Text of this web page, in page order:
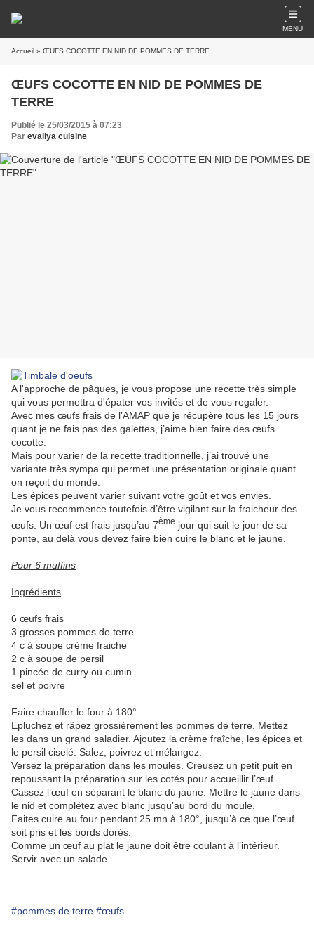
MENU
Accueil » ŒUFS COCOTTE EN NID DE POMMES DE TERRE
ŒUFS COCOTTE EN NID DE POMMES DE
TERRE
Publié le 25/03/2015 à 07:23
Par evaliya cuisine
A l'approche de pâques, je vous propose une recette très simple
qui vous permettra d'épater vos invités et de vous regaler.
Avec mes œufs frais de l’AMAP que je récupère tous les 15 jours
quant je ne fais pas des galettes, j’aime bien faire des œufs
cocotte.
Mais pour varier de la recette traditionnelle, j’ai trouvé une
variante très sympa qui permet une présentation originale quant
on reçoit du monde.
Les épices peuvent varier suivant votre goût et vos envies.
Je vous recommence toutefois d’être vigilant sur la fraicheur des
œufs. Un œuf est frais jusqu’au 7ème jour qui suit le jour de sa
ponte, au delà vous devez faire bien cuire le blanc et le jaune.
Pour 6 muffins
Ingrédients
6 œufs frais
3 grosses pommes de terre
4 c à soupe crème fraiche
2 c à soupe de persil
1 pincée de curry ou cumin
sel et poivre
Faire chauffer le four à 180°.
Epluchez et râpez grossièrement les pommes de terre. Mettez
les dans un grand saladier. Ajoutez la crème fraîche, les épices et
le persil ciselé. Salez, poivrez et mélangez.
Versez la préparation dans les moules. Creusez un petit puit en
repoussant la préparation sur les cotés pour accueillir l’œuf.
Cassez l’œuf en séparant le blanc du jaune. Mettre le jaune dans
le nid et complétez avec blanc jusqu’au bord du moule.
Faites cuire au four pendant 25 mn à 180°, jusqu’à ce que l’œuf
soit pris et les bords dorés.
Comme un œuf au plat le jaune doit être coulant à l’intérieur.
Servir avec un salade.
#pommes de terre #œufs